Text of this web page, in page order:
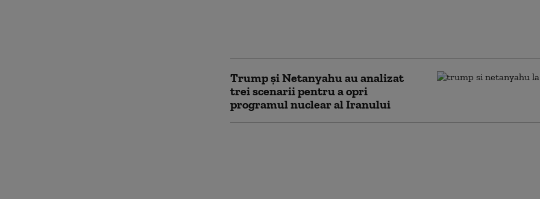
Trump și Netanyahu au analizat
trei scenarii pentru a opri
programul nuclear al Iranului